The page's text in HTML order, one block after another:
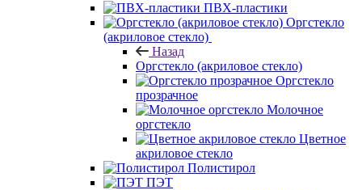
ПВХ-пластики
Оргстекло
(акриловое стекло)
Назад
Оргстекло (акриловое стекло)
Оргстекло
прозрачное
Молочное
оргстекло
Цветное
акриловое стекло
Полистирол
ПЭТ